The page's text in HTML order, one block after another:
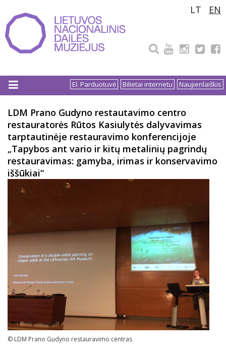
prie
turinio
LT EN
Naujienlaiškis
Bilietai internetu
El. Parduotuvė
LDM Prano Gudyno restautavimo centro
restauratorės Rūtos Kasiulytės dalyvavimas
tarptautinėje restauravimo konferencijoje
„Tapybos ant vario ir kitų metalinių pagrindų
restauravimas: gamyba, irimas ir konservavimo
iššūkiai“
© LDM Prano Gudyno restauravimo centras